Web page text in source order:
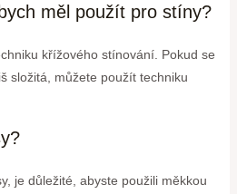
měl použít pro stíny?
křížového stínování. Pokud se
složitá, můžete použít techniku
je důležité, abyste použili měkkou